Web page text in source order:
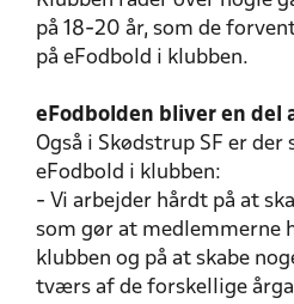
på 18-20 år, som de
på eFodbold i klubben.
eFodbolden bliver en
Også i Skødstrup SF er
eFodbold i klubben:
- Vi arbejder hårdt på at
som gør at medlemmerne
klubben og på at skabe
tværs af de forskellige